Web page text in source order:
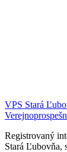
VPS Stará
Registrovaný
Stará Ľubovňa,